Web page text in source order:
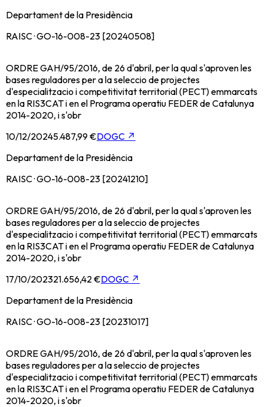
Departament de la Presidència
RAISC · GO-16-008-23 [20240508]
ORDRE GAH/95/2016, de 26 d'abril, per la qual s'aproven les
bases reguladores per a la seleccio de projectes
d'especialitzacio i competitivitat territorial (PECT) emmarcats
en la RIS3CAT i en el Programa operatiu FEDER de Catalunya
2014-2020, i s'obr
10/12/20245.487,99 €DOGC ↗
Departament de la Presidència
RAISC · GO-16-008-23 [20241210]
ORDRE GAH/95/2016, de 26 d'abril, per la qual s'aproven les
bases reguladores per a la seleccio de projectes
d'especialitzacio i competitivitat territorial (PECT) emmarcats
en la RIS3CAT i en el Programa operatiu FEDER de Catalunya
2014-2020, i s'obr
17/10/202321.656,42 €DOGC ↗
Departament de la Presidència
RAISC · GO-16-008-23 [20231017]
ORDRE GAH/95/2016, de 26 d'abril, per la qual s'aproven les
bases reguladores per a la seleccio de projectes
d'especialitzacio i competitivitat territorial (PECT) emmarcats
en la RIS3CAT i en el Programa operatiu FEDER de Catalunya
2014-2020, i s'obr